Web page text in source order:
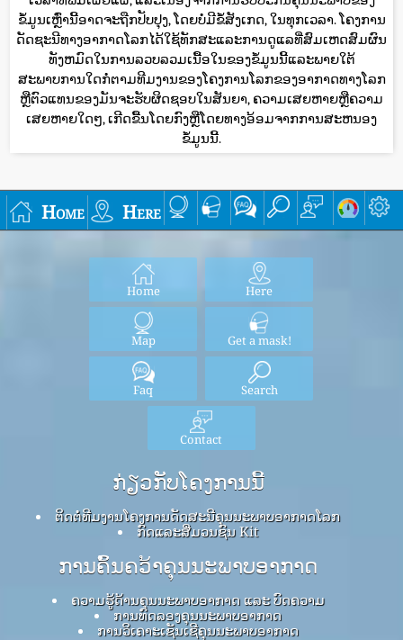
ຂໍ້ມູນເຫຼົ່ານີ້ອາດຈະຖືກປັບປຸງ, ໂດຍບໍ່ມີຂໍ້ສັງເກດ, ໃນທຸກເວລາ. ໂຄງການ
ດັດຊະນີທາງອາກາດໂລກໄດ້ໃຊ້ທັກສະແລະການດູແລທີ່ສົມເຫດສົມຜົນ
ທັງຫມົດໃນການລວບລວມເນື້ອໃນຂອງຂໍ້ມູນນີ້ແລະພາຍໃຕ້
ສະພາບການໃດກໍ່ຕາມທີມງານຂອງໂຄງການໂລກຂອງອາກາດທາງໂລກ
ຫຼືຕົວແທນຂອງມັນຈະຮັບຜິດຊອບໃນສັນຍາ, ຄວາມເສຍຫາຍຫຼືຄວາມ
ເສຍຫາຍໃດໆ, ເກີດຂື້ນໂດຍກົງຫຼືໂດຍທາງອ້ອມຈາກການສະຫນອງ
ຂໍ້ມູນນີ້.
Home Here
Home Here
Map Get a mask!
Faq Search
Contact
ກ່ຽວກັບໂຄງການນີ້
ຕິດຕໍ່ທີມງານໂຄງການດັດສະນີຄຸນນະພາບອາກາດໂລກ
ກົດ​ແລະ​ສື່​ມວນ​ຊົນ Kit
ການຄົ້ນຄວ້າຄຸນນະພາບອາກາດ
ຄວາມຮູ້ດ້ານຄຸນນະພາບອາກາດ ແລະ ບົດຄວາມ
ການທົດລອງຄຸນນະພາບອາກາດ
ການວິເຄາະເຊັນເຊີຄຸນນະພາບອາກາດ